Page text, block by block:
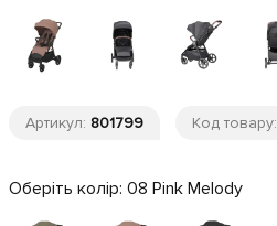
Артикул: 801799 Код товару:
Оберіть колір: 08 Pink Melody